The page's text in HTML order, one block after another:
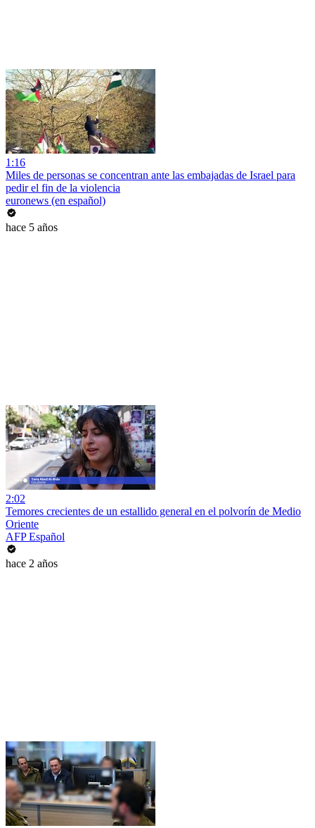
1:16
Miles de personas se concentran ante las embajadas de Israel para
pedir el fin de la violencia
euronews (en español)
hace 5 años
2:02
Temores crecientes de un estallido general en el polvorín de Medio
Oriente
AFP Español
hace 2 años